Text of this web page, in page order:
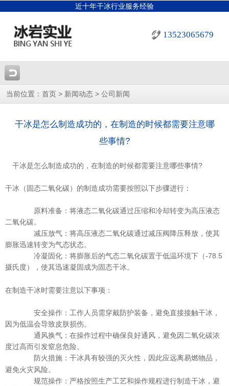
近十年干冰行业服务经验
13523065679
当前位置： 首页 > 新闻动态 > 公司新闻
干冰是怎么制造成功的，在制造的时候都需要注意哪
些事情?
干冰是怎么制造成功的，在制造的时候都需要注意哪些事情?
干冰（固态二氧化碳）的制造成功需要按照以下步骤进行：
原料准备：将液态二氧化碳通过压缩和冷却转变为高压液态
二氧化碳。
减压放气：将高压液态二氧化碳通过减压阀降压释放，使其
膨胀迅速转变为气态状态。
冷凝固化：将膨胀后的气态二氧化碳置于低温环境下（-78.5
摄氏度），使其迅速凝固成为固态干冰 。
在制造干冰时需要注意以下事项：
安全操作：工作人员需穿戴防护装备，避免直接接触干冰，
因为低温会导致皮肤损伤。
通风换气：在操作过程中确保良好通风，避免因二氧化碳浓
度过高而引发窒息危险。
防火措施： 干冰具有较强的灭火性，因此应远离易燃物品，
避免火灾风险。
规范操作：严格按照生产工艺和操作规程进行制造干冰，避